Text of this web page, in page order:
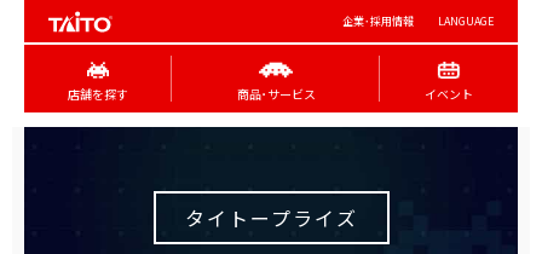
企業･採用情報 LANGUAGE
店舗を探す 商品･サービス イベント
タイトープライズ